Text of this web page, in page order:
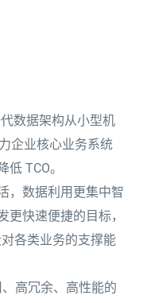
数据架构从小型机
企业核心业务系统
TCO。
，数据利用更集中智
快速便捷的目标，
各类业务的支撑能
高冗余、高性能的